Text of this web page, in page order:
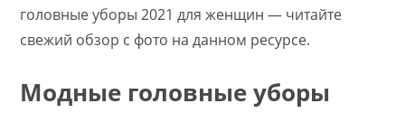
головные уборы 2021 для женщин — читайте
свежий обзор с фото на данном ресурсе.
Модные головные уборы